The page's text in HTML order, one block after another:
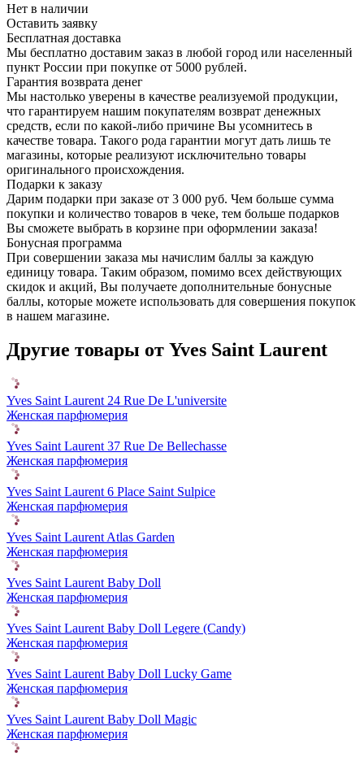
Нет в наличии
Оставить заявку
Бесплатная доставка
Мы бесплатно доставим заказ в любой город или населенный
пункт России при покупке от 5000 рублей.
Гарантия возврата денег
Мы настолько уверены в качестве реализуемой продукции,
что гарантируем нашим покупателям возврат денежных
средств, если по какой-либо причине Вы усомнитесь в
качестве товара. Такого рода гарантии могут дать лишь те
магазины, которые реализуют исключительно товары
оригинального происхождения.
Подарки к заказу
Дарим подарки при заказе от 3 000 руб. Чем больше сумма
покупки и количество товаров в чеке, тем больше подарков
Вы сможете выбрать в корзине при оформлении заказа!
Бонусная программа
При совершении заказа мы начислим баллы за каждую
единицу товара. Таким образом, помимо всех действующих
скидок и акций, Вы получаете дополнительные бонусные
баллы, которые можете использовать для совершения покупок
в нашем магазине.
Другие товары от Yves Saint Laurent
Yves Saint Laurent 24 Rue De L'universite
Женская парфюмерия
Yves Saint Laurent 37 Rue De Bellechasse
Женская парфюмерия
Yves Saint Laurent 6 Place Saint Sulpice
Женская парфюмерия
Yves Saint Laurent Atlas Garden
Женская парфюмерия
Yves Saint Laurent Baby Doll
Женская парфюмерия
Yves Saint Laurent Baby Doll Legere (Candy)
Женская парфюмерия
Yves Saint Laurent Baby Doll Lucky Game
Женская парфюмерия
Yves Saint Laurent Baby Doll Magic
Женская парфюмерия